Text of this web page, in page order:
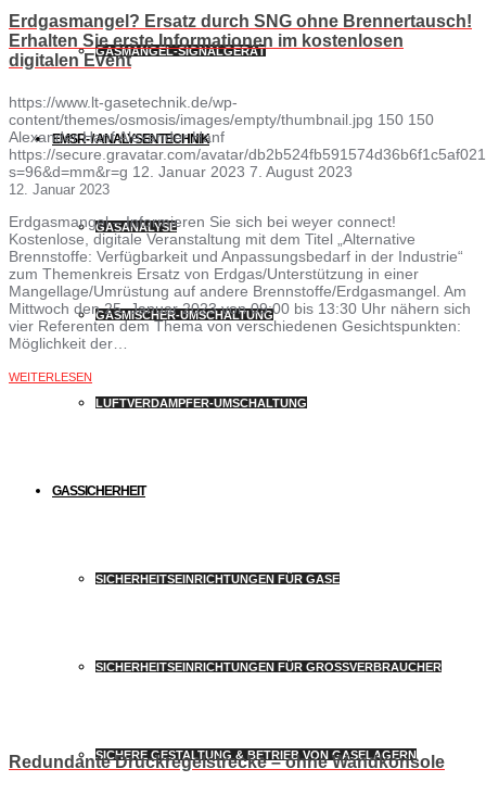
GASMANGEL-SIGNALGERÄT
EMSR- / ANALYSENTECHNIK
GASANALYSE
GASMISCHER-UMSCHALTUNG
LUFTVERDAMPFER-UMSCHALTUNG
GASSICHERHEIT
SICHERHEITSEINRICHTUNGEN FÜR GASE
SICHERHEITSEINRICHTUNGEN FÜR GROSSVERBRAUCHER
SICHERE GESTALTUNG & BETRIEB VON GASELAGERN
Erdgasmangel? Ersatz durch SNG ohne Brennertausch!
Erhalten Sie erste Informationen im kostenlosen
digitalen Event
https://www.lt-gasetechnik.de/wp-
content/themes/osmosis/images/empty/thumbnail.jpg 150 150
Alexander HanfAlexander Hanf
https://secure.gravatar.com/avatar/
s=96&d=mm&r=g 12. Januar 2023 7. August 2023
12. Januar 2023
Erdgasmangel – Informieren Sie sich bei weyer connect!
Kostenlose, digitale Veranstaltung mit dem Titel „Alternative
Brennstoffe: Verfügbarkeit und Anpassungsbedarf in der Industrie“
zum Themenkreis Ersatz von Erdgas/Unterstützung in einer
Mangellage/Umrüstung auf andere Brennstoffe/Erdgasmangel. Am
Mittwoch den 25. Januar 2023 von 09:00 bis 13:30 Uhr nähern sich
vier Referenten dem Thema von verschiedenen Gesichtspunkten:
Möglichkeit der…
WEITERLESEN
Redundante Druckregelstrecke – ohne Wandkonsole